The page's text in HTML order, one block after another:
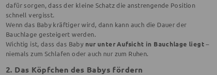
dafür sorgen, dass der kleine Schatz die anstrengende Position
schnell vergisst.
Wenn das Baby kräftiger wird, dann kann auch die Dauer der
Bauchlage gesteigert werden.
Wichtig ist, dass das Baby nur unter Aufsicht in Bauchlage liegt –
niemals zum Schlafen oder auch nur zum Ruhen.
2. Das Köpfchen des Babys fördern